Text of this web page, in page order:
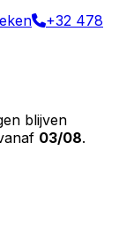
+32 478
blijven
03/08.